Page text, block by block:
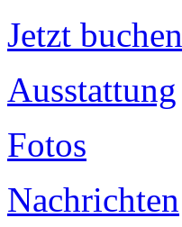
Jetzt buchen
Ausstattung
Fotos
Nachrichten